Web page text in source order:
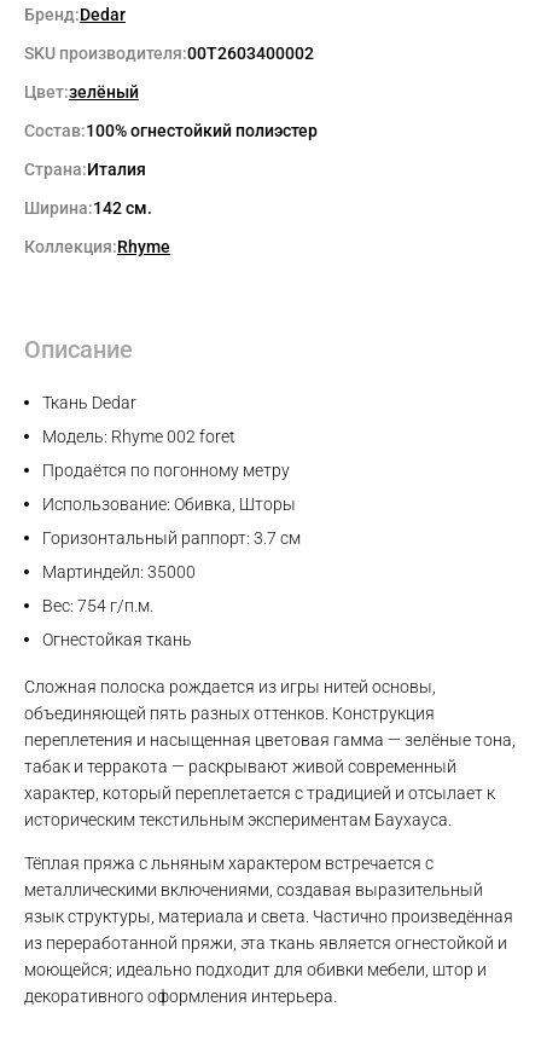
Бренд:Dedar
SKU производителя:00T2603400002
Цвет:зелёный
Состав:100% огнестойкий полиэстер
Страна:Италия
Ширина:142 см.
Коллекция:Rhyme
Описание
Ткань Dedar
Модель: Rhyme 002 foret
Продаётся по погонному метру
Использование: Обивка, Шторы
Горизонтальный раппорт: 3.7 см
Мартиндейл: 35000
Вес: 754 г/п.м.
Огнестойкая ткань
Сложная полоска рождается из игры нитей основы,
объединяющей пять разных оттенков. Конструкция
переплетения и насыщенная цветовая гамма — зелёные тона,
табак и терракота — раскрывают живой современный
характер, который переплетается с традицией и отсылает к
историческим текстильным экспериментам Баухауса.
Тёплая пряжа с льняным характером встречается с
металлическими включениями, создавая выразительный
язык структуры, материала и света. Частично произведённая
из переработанной пряжи, эта ткань является огнестойкой и
моющейся; идеально подходит для обивки мебели, штор и
декоративного оформления интерьера.
Max
WhatsApp